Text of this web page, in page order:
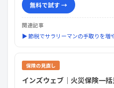
無料で試す →
関連記事
▶ 節税でサラリーマンの手取りを増
保険の見直し
インズウェブ｜火災保険一